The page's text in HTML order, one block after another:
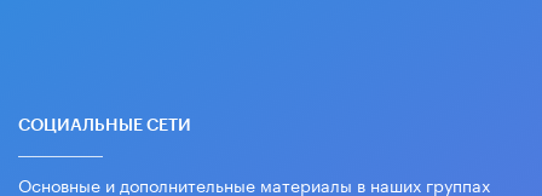
СОЦИАЛЬНЫЕ СЕТИ
Основные и дополнительные материалы в наших группах